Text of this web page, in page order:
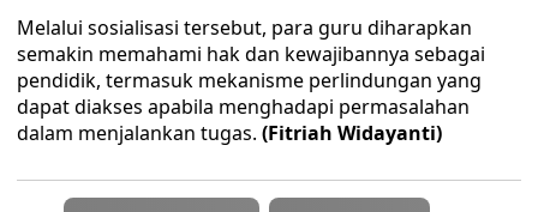
Melalui sosialisasi tersebut, para guru diharapkan
semakin memahami hak dan kewajibannya sebagai
pendidik, termasuk mekanisme perlindungan yang
dapat diakses apabila menghadapi permasalahan
dalam menjalankan tugas. (Fitriah Widayanti)